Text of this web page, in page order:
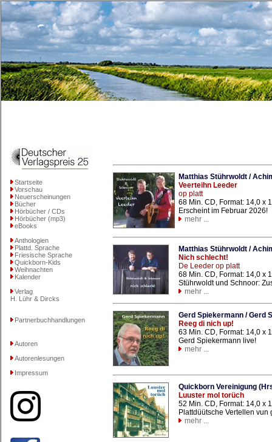
Startseite
Vorschau
Neuerscheinungen
Bücher
Hörbücher / CDs
Hörbücher (mp3)
eBooks
Anthologien
Plattd. Sprache
Friesische Sprache
Quickborn-Kids
Weihnachten
Kalender
Verlag
H. Lühr & Dircks
Partnerbuchhandlungen
Autoren
Autorenlesungen
Impressum
Matthias Stührwoldt /
Veerteihn Leeder
op platt
68 Min. CD, Format: 14,0 x
Erscheint im Februar 2026!
mehr ...
Matthias Stührwoldt /
Nich schlecht!
De Leeder op platt
68 Min. CD, Format: 14,0 x
Stührwoldt und Schnoor:
mehr ...
Gerd Spiekermann / Gerd
Reeg di nich up!
63 Min. CD, Format: 14,0 x
Gerd Spiekermann live!
mehr ...
Quickborn Vereinigung
Luuster mol torüch
52 Min. CD, Format: 14,0 x
Plattdüütsche Vertellen vun
mehr ...